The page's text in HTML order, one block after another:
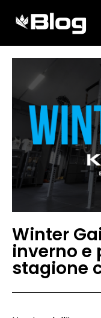
Winter
inverno e
stagione